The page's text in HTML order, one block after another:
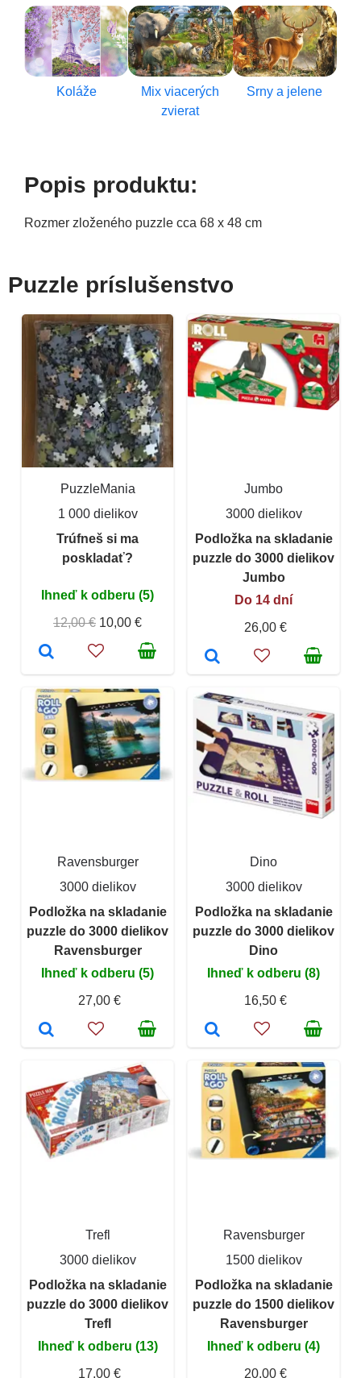
Koláže
Mix viacerých
zvierat
Srny a jelene
Popis produktu:
Rozmer zloženého puzzle cca 68 x 48 cm
Puzzle príslušenstvo
PuzzleMania
1 000 dielikov
Trúfneš si ma
poskladať?
Ihneď k odberu (5)
12,00 € 10,00 €
Jumbo
3000 dielikov
Podložka na skladanie
puzzle do 3000 dielikov
Jumbo
Do 14 dní
26,00 €
Ravensburger
3000 dielikov
Podložka na skladanie
puzzle do 3000 dielikov
Ravensburger
Ihneď k odberu (5)
27,00 €
Dino
3000 dielikov
Podložka na skladanie
puzzle do 3000 dielikov
Dino
Ihneď k odberu (8)
16,50 €
Trefl
3000 dielikov
Podložka na skladanie
puzzle do 3000 dielikov
Trefl
Ihneď k odberu (13)
17,00 €
Ravensburger
1500 dielikov
Podložka na skladanie
puzzle do 1500 dielikov
Ravensburger
Ihneď k odberu (4)
20,00 €